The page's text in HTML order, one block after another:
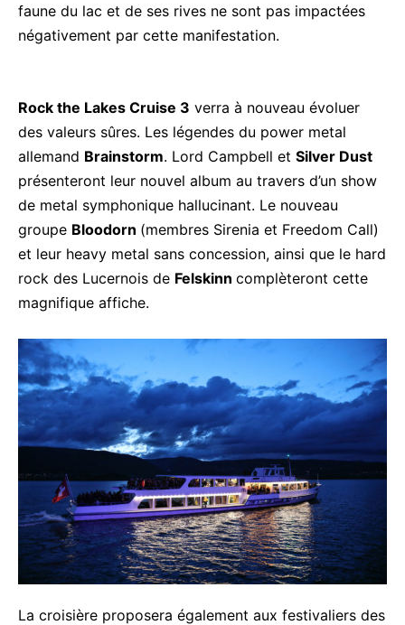
faune du lac et de ses rives ne sont pas impactées
négativement par cette manifestation.
Rock the Lakes Cruise 3 verra à nouveau évoluer
des valeurs sûres. Les légendes du power metal
allemand Brainstorm. Lord Campbell et Silver Dust
présenteront leur nouvel album au travers d’un show
de metal symphonique hallucinant. Le nouveau
groupe Bloodorn (membres Sirenia et Freedom Call)
et leur heavy metal sans concession, ainsi que le hard
rock des Lucernois de Felskinn complèteront cette
magnifique affiche.
La croisière proposera également aux festivaliers des